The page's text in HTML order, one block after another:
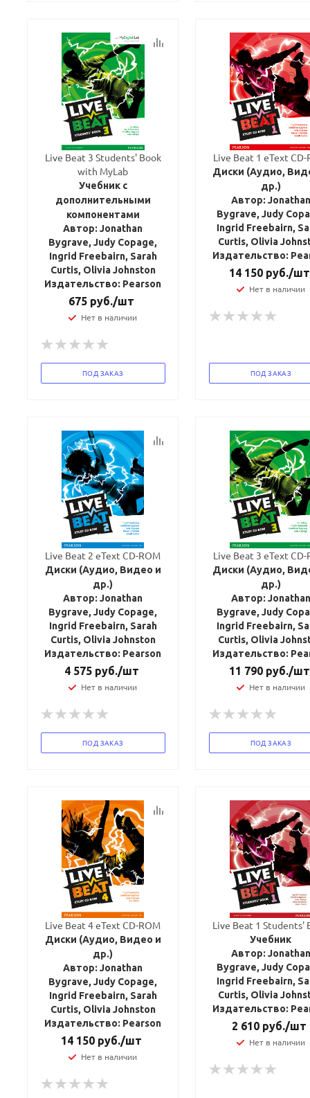
Live Beat 3 Students' Book
with MyLab
Учебник с
дополнительными
компонентами
Автор: Jonathan
Bygrave, Judy Copage,
Ingrid Freebairn, Sarah
Curtis, Olivia Johnston
Издательство: Pearson
675 руб./шт
Нет в наличии
ПОД ЗАКАЗ
Live Beat 1 eText CD-
Диски (Аудио,
др.)
Автор: Jonathan
Bygrave, Judy
Ingrid Freebairn,
Curtis, Olivia
Издательство:
14 150руб./шт
Нет в наличии
ПОД ЗАКАЗ
Live Beat 2 eText CD-ROM
Диски (Аудио, Видео и
др.)
Автор: Jonathan
Bygrave, Judy Copage,
Ingrid Freebairn, Sarah
Curtis, Olivia Johnston
Издательство: Pearson
4 575руб./шт
Нет в наличии
ПОД ЗАКАЗ
Live Beat 3 eText CD-
Диски (Аудио,
др.)
Автор: Jonathan
Bygrave, Judy
Ingrid Freebairn,
Curtis, Olivia
Издательство:
11 790руб./шт
Нет в наличии
ПОД ЗАКАЗ
Live Beat 4 eText CD-ROM
Диски (Аудио, Видео и
др.)
Автор: Jonathan
Bygrave, Judy Copage,
Ingrid Freebairn, Sarah
Curtis, Olivia Johnston
Издательство: Pearson
14 150 руб./шт
Нет в наличии
Live Beat 1 Students'
Учебник
Автор: Jonathan
Bygrave, Judy
Ingrid Freebairn,
Curtis, Olivia
Издательство:
2 610 руб./шт
Нет в наличии
Ваш E-mail:
политикой
конфидициальности
Ваш E-mail:
политикой
конфидициальности